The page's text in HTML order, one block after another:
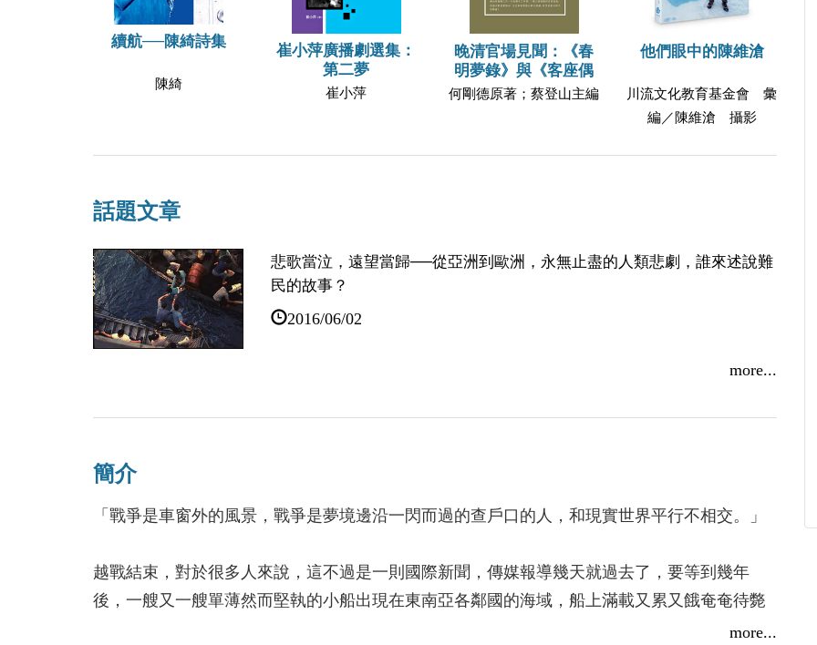
續航──陳綺詩集
陳綺
崔小萍廣播劇選集：
第二夢
崔小萍
晚清官場見聞：《春
明夢錄》與《客座偶
何剛德原著；蔡登山主編
他們眼中的陳維滄
川流文化教育基金會 彙
編／陳維滄 攝影
話題文章
悲歌當泣，遠望當歸──從亞洲到歐洲，永無止盡的人類悲劇，誰來述說難
民的故事？
2016/06/02
more...
簡介
「戰爭是車窗外的風景，戰爭是夢境邊沿一閃而過的查戶口的人，和現實世界平行不相交。」
越戰結束，對於很多人來說，這不過是一則國際新聞，傳媒報導幾天就過去了，要等到幾年
後，一艘又一艘單薄然而堅執的小船出現在東南亞各鄰國的海域，船上滿載又累又餓奄奄待斃
的難民，可能還有幾具剛剛嚥氣來不及或不忍就丟進海裡的屍體，人們才知道：戰爭，一直不
more...